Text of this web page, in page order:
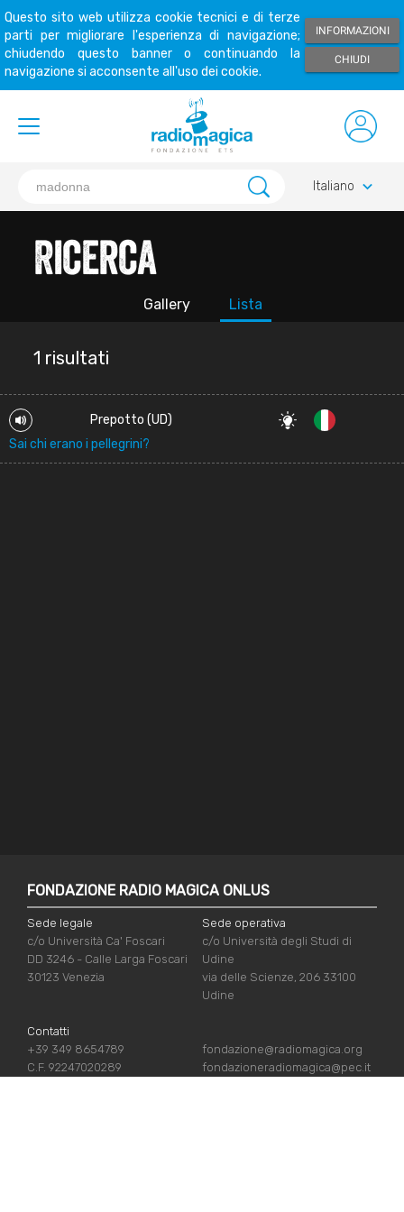
Questo sito web utilizza cookie tecnici e di terze
parti per migliorare l'esperienza di navigazione;
chiudendo questo banner o continuando la
navigazione si acconsente all'uso dei cookie.
INFORMAZIONI
CHIUDI
Italiano keyboard_arrow_down
Ricerca
Gallery Lista
1 risultati
Prepotto (UD)
Sai chi erano i pellegrini?
FONDAZIONE RADIO MAGICA ONLUS
Sede legale
c/o Università Ca' Foscari
DD 3246 - Calle Larga Foscari
30123 Venezia
Sede operativa
c/o Università degli Studi di
Udine
via delle Scienze, 206 33100
Udine
Contatti
+39 349 8654789
C.F. 92247020289
fondazione@radiomagica.org
fondazioneradiomagica@pec.it